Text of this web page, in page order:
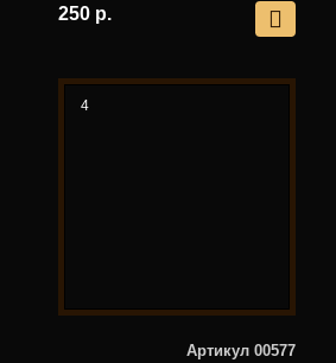
250 р.
4
Артикул 00577